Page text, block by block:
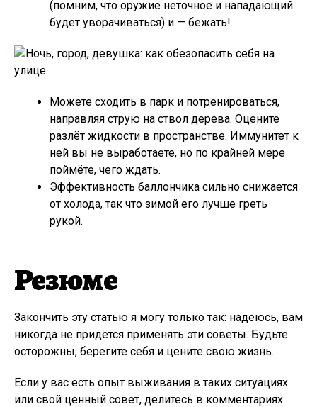
(помним, что оружие неточное и нападающий
будет уворачиваться) и — бежать!
Можете сходить в парк и потренироваться,
направляя струю на ствол дерева. Оцените
разлёт жидкости в пространстве. Иммунитет к
ней вы не выработаете, но по крайней мере
поймёте, чего ждать.
Эффективность баллончика сильно снижается
от холода, так что зимой его лучше греть
рукой.
Резюме
Закончить эту статью я могу только так: надеюсь, вам
никогда не придётся применять эти советы. Будьте
осторожны, берегите себя и цените свою жизнь.
Если у вас есть опыт выживания в таких ситуациях
или свой ценный совет, делитесь в комментариях.